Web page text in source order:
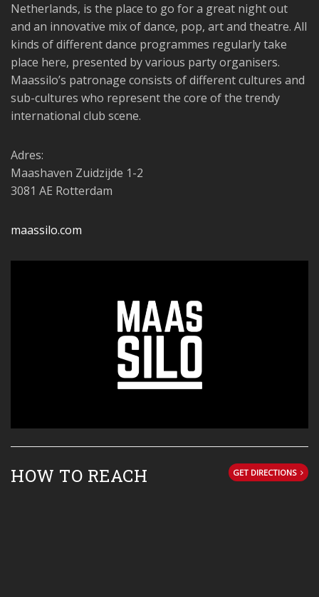
Netherlands, is the place to go for a great night out
and an innovative mix of dance, pop, art and theatre. All
kinds of different dance programmes regularly take
place here, presented by various party organisers.
Maassilo’s patronage consists of different cultures and
sub-cultures who represent the core of the trendy
international club scene.
Adres:
Maashaven Zuidzijde 1-2
3081 AE Rotterdam
maassilo.com
GET DIRECTIONS
HOW TO REACH